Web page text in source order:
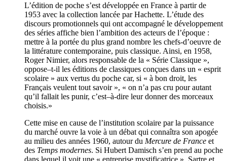
L’édition de poche s’est développée en France à partir de
1953 avec la collection lancée par Hachette. L’étude des
discours promotionnels qui ont accompagné le développement
des séries affiche bien l’ambition des acteurs de l’époque :
mettre à la portée du plus grand nombre les chefs-d’oeuvre de
la littérature contemporaine, puis classique. Ainsi, en 1958,
Roger Nimier, alors responsable de la « Série Classique »,
oppose–t-il les éditions de classiques conçues dans un « esprit
scolaire » aux vertus du poche car, si « à bon droit, les
Français veulent tout savoir », « on n’a pas cru pour autant
qu’il fallait les punir, c’est–à-dire leur donner des morceaux
choisis.»
Cette mise en cause de l’institution scolaire par la puissance
du marché ouvre la voie à un débat qui connaîtra son apogée
au milieu des années 1960, autour du Mercure de France et
des Temps modernes. Si Hubert Damisch s’en prend au poche
dans lequel il voit une « entreprise mystificatrice », Sartre et